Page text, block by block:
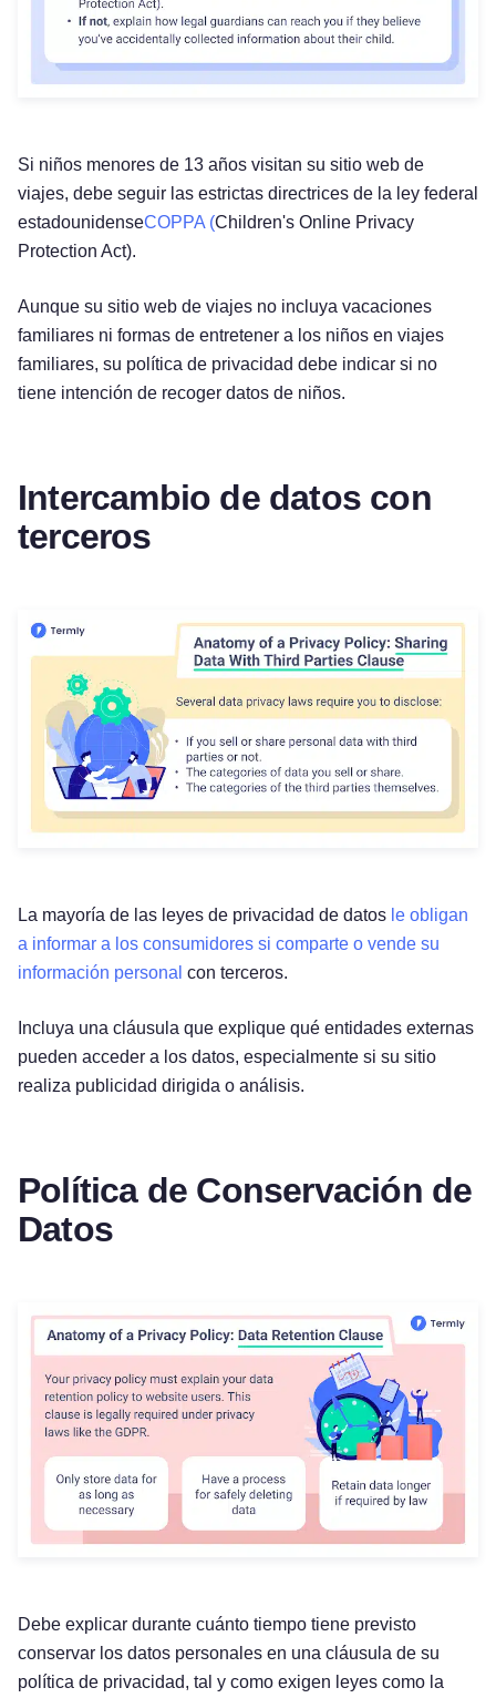
Pruébelo gratis
Si niños menores de 13 años visitan su sitio web de
viajes, debe seguir las estrictas directrices de la ley federal
estadounidenseCOPPA (Children's Online Privacy
Protection Act).
Aunque su sitio web de viajes no incluya vacaciones
familiares ni formas de entretener a los niños en viajes
familiares, su política de privacidad debe indicar si no
tiene intención de recoger datos de niños.
Intercambio de datos con
terceros
La mayoría de las leyes de privacidad de datos le obligan
a informar a los consumidores si comparte o vende su
información personal con terceros.
Incluya una cláusula que explique qué entidades externas
pueden acceder a los datos, especialmente si su sitio
realiza publicidad dirigida o análisis.
Política de Conservación de
Datos
Debe explicar durante cuánto tiempo tiene previsto
conservar los datos personales en una cláusula de su
política de privacidad, tal y como exigen leyes como la